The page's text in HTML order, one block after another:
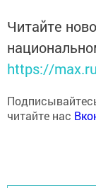
Читайте
https://
читайте нас